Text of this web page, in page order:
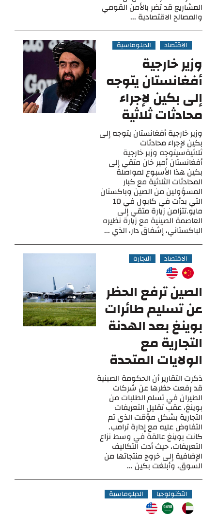
المشاريع قد تضر بالأمن القومي
والمصالح الاقتصادية ...
الاقتصاد الدبلوماسية
وزير خارجية
أفغانستان يتوجه
إلى بكين لإجراء
محادثات ثلاثية
وزير خارجية أفغانستان يتوجه إلى
بكين لإجراء محادثات
ثلاثيةسيتوجه وزير خارجية
أفغانستان أمير خان متقي إلى
بكين هذا الأسبوع لمواصلة
المحادثات الثلاثية مع كبار
المسؤولين من الصين وباكستان
التي بدأت في كابول في 10
مايو.تتزامن زيارة متقي إلى
العاصمة الصينية مع زيارة نظيره
الباكستاني، إشفاق دار، الذي ...
الاقتصاد التجارة
الصين ترفع الحظر
عن تسليم طائرات
بوينغ بعد الهدنة
التجارية مع
الولايات المتحدة
ذكرت التقارير أن الحكومة الصينية
قد رفعت حظرها عن شركات
الطيران في تسلم الطلبات من
بوينغ، عقب تقليل التعريفات
التجارية بشكل مؤقت الذي تم
التفاوض عليه مع إدارة ترامب.
كانت بوينغ عالقة في وسط نزاع
التعريفات، حيث أدت التكاليف
الإضافية إلى خروج منتجاتها من
السوق، وأبلغت بكين ...
التكنولوجيا الدبلوماسية